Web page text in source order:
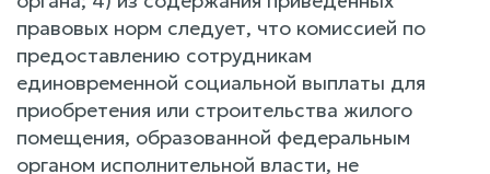
правовых норм следует, что комиссией по
предоставлению сотрудникам
единовременной социальной выплаты для
приобретения или строительства жилого
помещения, образованной федеральным
органом исполнительной власти, не